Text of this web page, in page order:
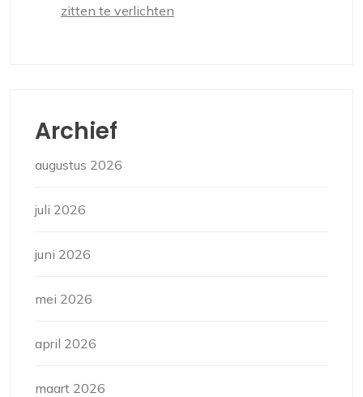
zitten te verlichten
Archief
augustus 2026
juli 2026
juni 2026
mei 2026
april 2026
maart 2026